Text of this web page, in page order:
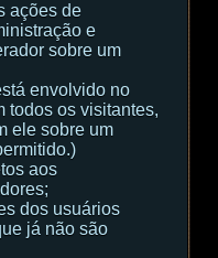
ações de
e
sobre um
envolvido no
todos os visitantes,
ele sobre um
)
aos
dos usuários
já não são